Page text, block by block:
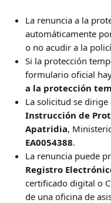
La renuncia a la
automáticamente
o no acudir a la
Si la protección
formulario oficial
a la protección
La solicitud se dirige
Instrucción de
Apatridia,
EA0054388.
La renuncia puede
Registro
certificado digital o
de una oficina de